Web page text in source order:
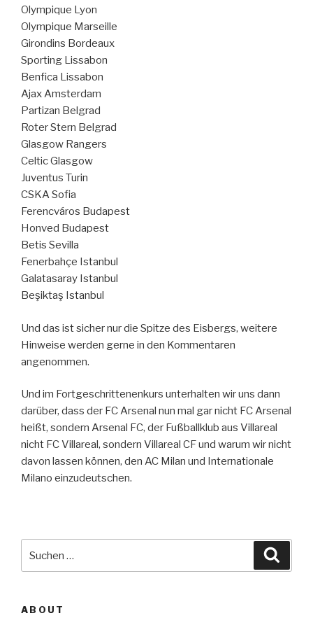
Olympique Lyon
Olympique Marseille
Girondins Bordeaux
Sporting Lissabon
Benfica Lissabon
Ajax Amsterdam
Partizan Belgrad
Roter Stern Belgrad
Glasgow Rangers
Celtic Glasgow
Juventus Turin
CSKA Sofia
Ferencváros Budapest
Honved Budapest
Betis Sevilla
Fenerbahçe Istanbul
Galatasaray Istanbul
Beşiktaş Istanbul
Und das ist sicher nur die Spitze des Eisbergs, weitere
Hinweise werden gerne in den Kommentaren
angenommen.
Und im Fortgeschrittenenkurs unterhalten wir uns dann
darüber, dass der FC Arsenal nun mal gar nicht FC Arsenal
heißt, sondern Arsenal FC, der Fußballklub aus Villareal
nicht FC Villareal, sondern Villareal CF und warum wir nicht
davon lassen können, den AC Milan und Internationale
Milano einzudeutschen.
nach:
ABOUT